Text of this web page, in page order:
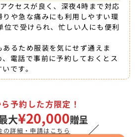
クセスが良く、深夜4時まで対応
りや急な痛みにも利用しやすい環
位で受けられ、忙しい人にも便利
るため服装を気にせず通えま
電話で事前に予約しておくとス
です。
予約した方限定！
大¥20,000贈呈
の詳細・申請はこちら ／